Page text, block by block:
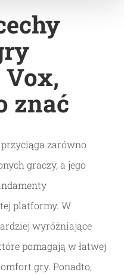
znać
zarówno
graczy, a jego
platformy. W
wyróżniające
pomagają w łatwej
gry. Ponadto,